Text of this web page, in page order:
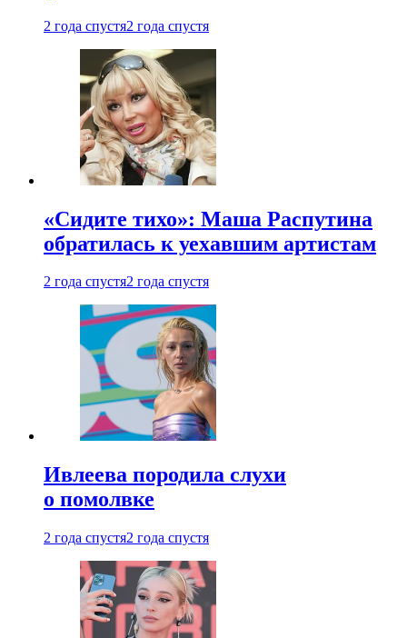
2 года спустя2 года спустя
«Сидите тихо»: Маша Распутина
обратилась к уехавшим артистам
2 года спустя2 года спустя
Ивлеева породила слухи
о помолвке
2 года спустя2 года спустя